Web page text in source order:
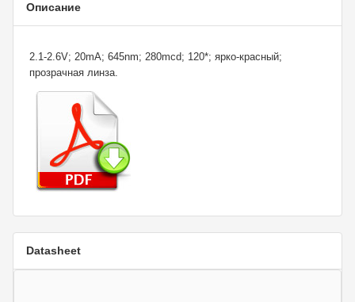
Описание
2.1-2.6V; 20mA; 645nm; 280mcd; 120*; ярко-красный;
прозрачная линза.
Datasheet